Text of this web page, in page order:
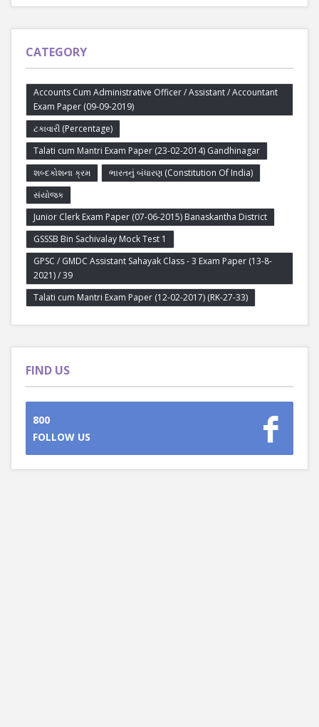
CATEGORY
Accounts Cum Administrative Officer / Assistant / Accountant
Exam Paper (09-09-2019)
ટકાવારી (Percentage)
Talati cum Mantri Exam Paper (23-02-2014) Gandhinagar
શબ્દકોશના ક્રમ
ભારતનું બંધારણ (Constitution Of India)
સંયોજક
Junior Clerk Exam Paper (07-06-2015) Banaskantha District
GSSSB Bin Sachivalay Mock Test 1
GPSC / GMDC Assistant Sahayak Class - 3 Exam Paper (13-8-
2021) / 39
Talati cum Mantri Exam Paper (12-02-2017) (RK-27-33)
FIND US
800
FOLLOW US